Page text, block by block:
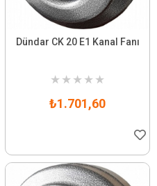
Dündar CK 20 E1 Kanal Fanı
★ ★ ★ ★ ★
₺1.701,60